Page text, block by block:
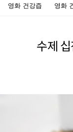
영화 건강즙 영화
수제